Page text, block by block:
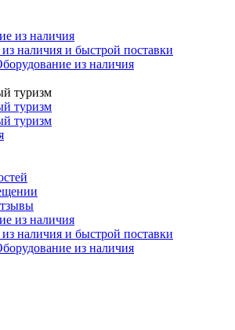
наличия и быстрой поставки
туризм
туризм
туризм
наличия и быстрой поставки